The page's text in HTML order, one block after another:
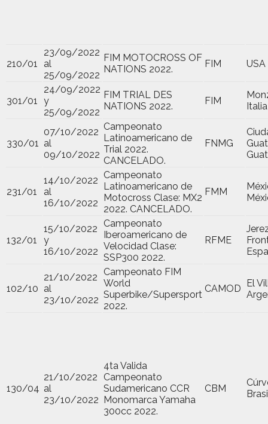
210/01
23/09/2022
al
25/09/2022
FIM MOTOCROSS OF
NATIONS 2022.
FIM USA
301/01
24/09/2022
y
25/09/2022
FIM TRIAL DES
NATIONS 2022.
FIM
Italia
330/01
07/10/2022
al
09/10/2022
Campeonato
Latinoamericano de
Trial 2022.
CANCELADO.
FNMG
231/01
14/10/2022
al
16/10/2022
Campeonato
Latinoamericano de
Motocross Clase: MX2
2022. CANCELADO.
FMM
132/01
15/10/2022
y
16/10/2022
Campeonato
Iberoamericano de
Velocidad Clase:
SSP300 2022.
RFME
102/10
21/10/2022
al
23/10/2022
Campeonato FIM
World
Superbike/Supersport
2022.
CAMOD El
130/04
21/10/2022
al
23/10/2022
4ta Valida
Campeonato
Sudamericano CCR
Monomarca Yamaha
300cc 2022.
CBM